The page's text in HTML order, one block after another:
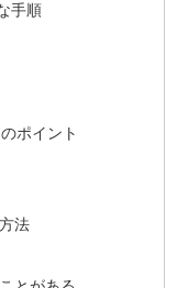
手順
ポイント
法